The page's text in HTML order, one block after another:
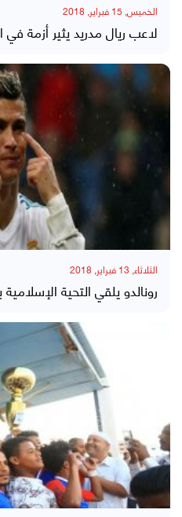
الخميس, 15 فبراير, 2018
لاعب ريال مدريد يثير أزمة في
الثلاثاء, 13 فبراير, 2018
رونالدو يلقي التحية